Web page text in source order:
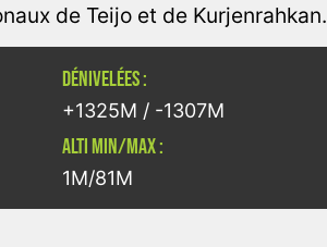
de Teijo et de Kurjenrahkan.
DÉNIVELÉES :
+1325M / -1307M
ALTI MIN/MAX :
1M/81M